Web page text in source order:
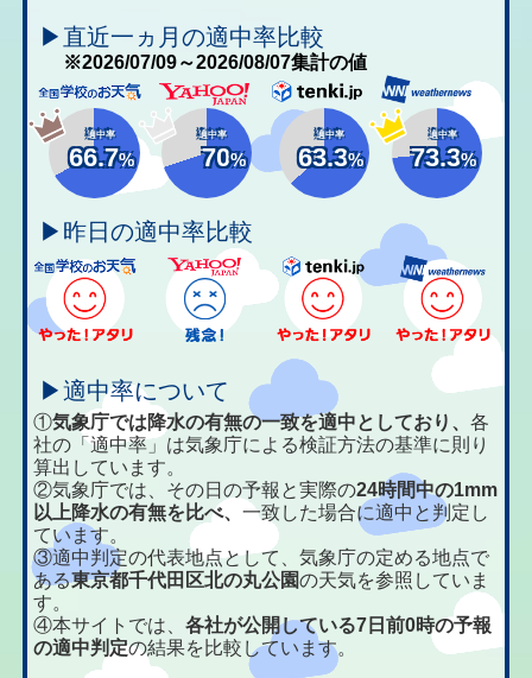
▶直近一ヵ月の適中率比較
※2026/07/09～2026/08/07集計の値
適中率
66.7%
適中率
70%
適中率
63.3%
適中率
73.3%
▶昨日の適中率比較
▶適中率について
①気象庁では降水の有無の一致を適中としており、各
社の「適中率」は気象庁による検証方法の基準に則り
算出しています。
②気象庁では、その日の予報と実際の24時間中の1mm
以上降水の有無を比べ、一致した場合に適中と判定し
ています。
③適中判定の代表地点として、気象庁の定める地点で
ある東京都千代田区北の丸公園の天気を参照していま
す。
④本サイトでは、各社が公開している7日前0時の予報
の適中判定の結果を比較しています。